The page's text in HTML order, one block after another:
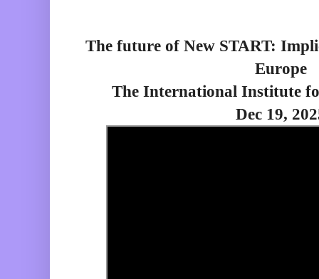
The future of New START:
Europe
The International Institute
Dec 19,